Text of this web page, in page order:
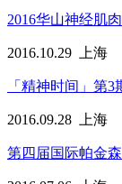
2016华山神经肌
2016.10.29 上海
「精神时间」第
2016.09.28 上海
第四届国际帕金